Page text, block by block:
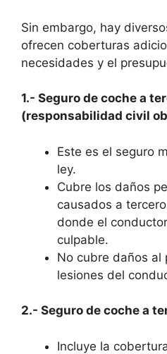
Sin embargo, hay
ofrecen coberturas
necesidades y el
1.- Seguro de coche a
(responsabilidad civil
Este es el seguro
ley.
Cubre los daños
causados a
donde el
culpable.
No cubre daños al
lesiones del
2.- Seguro de coche a
Incluye la